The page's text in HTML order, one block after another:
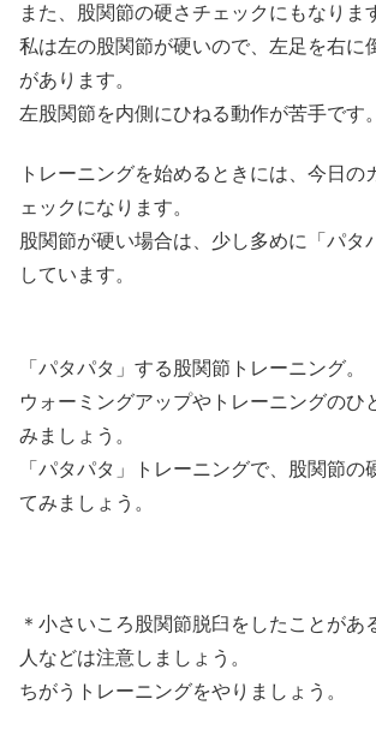
また、股関節の硬さチェックにもなりま
私は左の股関節が硬いので、左足を右に
があります。
左股関節を内側にひねる動作が苦手です。
トレーニングを始めるときには、今日の
ェックになります。
股関節が硬い場合は、少し多めに「パタ
しています。
「パタパタ」する股関節トレーニング。
ウォーミングアップやトレーニングのひ
みましょう。
「パタパタ」トレーニングで、股関節の
てみましょう。
＊小さいころ股関節脱臼をしたことがあ
人などは注意しましょう。
ちがうトレーニングをやりましょう。